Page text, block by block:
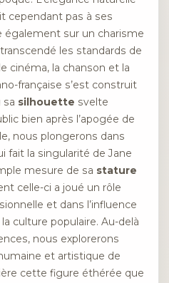
cependant pas à ses
également sur un charisme
les standards de
cinéma, la chanson et la
française s’est construit
sa silhouette svelte
bien après l’apogée de
nous plongerons dans
fait la singularité de Jane
mesure de sa stature
celle-ci a joué un rôle
et dans l’influence
culture populaire. Au-delà
nous explorerons
et artistique de
cette figure éthérée que